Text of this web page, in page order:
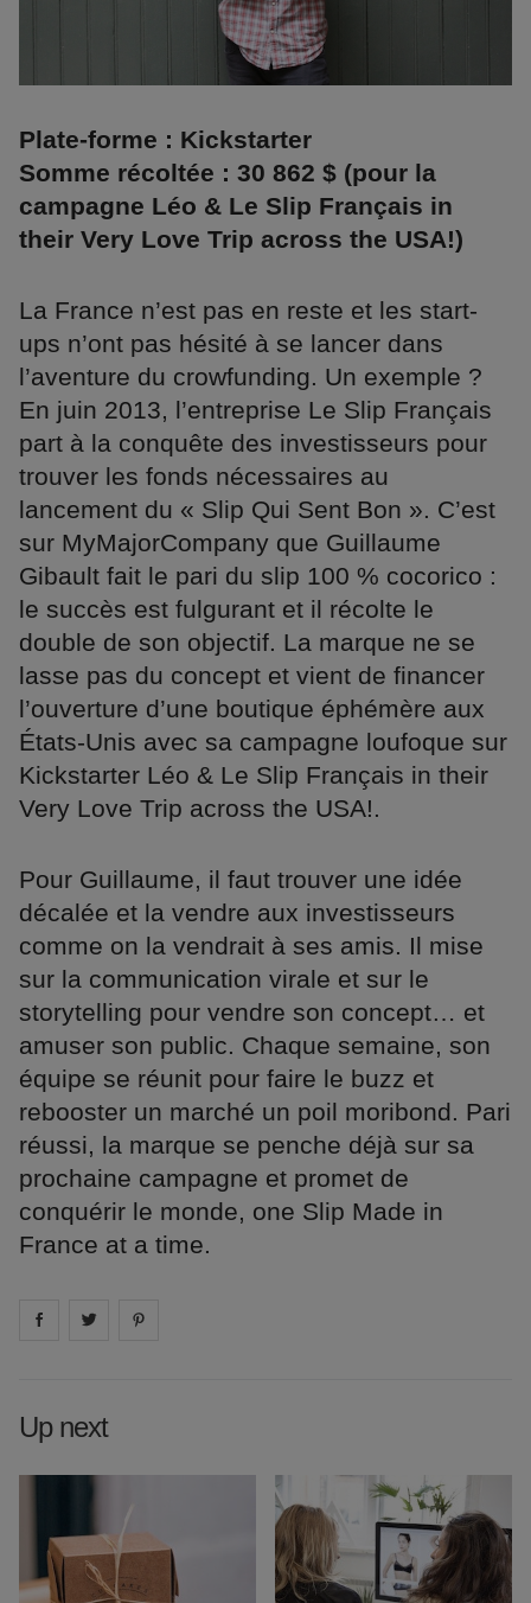
Plate-forme : Kickstarter
Somme récoltée : 30 862 $ (pour la
campagne Léo & Le Slip Français in
their Very Love Trip across the USA!)
La France n’est pas en reste et les start-
ups n’ont pas hésité à se lancer dans
l’aventure du crowfunding. Un exemple ?
En juin 2013, l’entreprise Le Slip Français
part à la conquête des investisseurs pour
trouver les fonds nécessaires au
lancement du « Slip Qui Sent Bon ». C’est
sur MyMajorCompany que Guillaume
Gibault fait le pari du slip 100 % cocorico :
le succès est fulgurant et il récolte le
double de son objectif. La marque ne se
lasse pas du concept et vient de financer
l’ouverture d’une boutique éphémère aux
États-Unis avec sa campagne loufoque sur
Kickstarter Léo & Le Slip Français in their
Very Love Trip across the USA!.
Pour Guillaume, il faut trouver une idée
décalée et la vendre aux investisseurs
comme on la vendrait à ses amis. Il mise
sur la communication virale et sur le
storytelling pour vendre son concept… et
amuser son public. Chaque semaine, son
équipe se réunit pour faire le buzz et
rebooster un marché un poil moribond. Pari
réussi, la marque se penche déjà sur sa
prochaine campagne et promet de
conquérir le monde, one Slip Made in
France at a time.
Share on facebook
Share on
Up next